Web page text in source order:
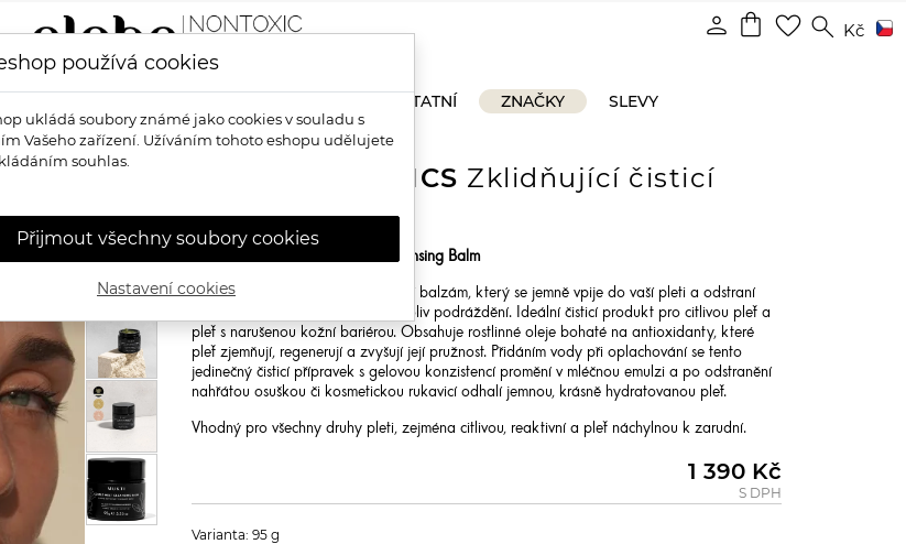
shopping_bag favorite_border search Kč
person
OSTATNÍ ZNAČKY SLEVY
MUKTI ORGANICS Zklidňující čisticí
balzám
Mukti Organics Gentle Melt Cleansing Balm
Často oceňovaný luxusní bio čisticí balzám, který se jemně vpije do vaší pleti a odstraní
make-up a nečistoty bez jakéhokoliv podráždění. Ideální čisticí produkt pro citlivou pleť a
pleť s narušenou kožní bariérou. Obsahuje rostlinné oleje bohaté na antioxidanty, které
pleť zjemňují, regenerují a zvyšují její pružnost. Přidáním vody při oplachování se tento
jedinečný čisticí přípravek s gelovou konzistencí promění v mléčnou emulzi a po odstranění
nahřátou osuškou či kosmetickou rukavicí odhalí jemnou, krásně hydratovanou pleť.
Vhodný pro všechny druhy pleti, zejména citlivou, reaktivní a pleť náchylnou k zarudní.
1 390 Kč
S DPH
Varianta: 95 g
používá cookies
ukládá soubory známé jako cookies v souladu s
Vašeho zařízení. Užíváním tohoto eshopu udělujete
souhlas.
Přijmout všechny soubory cookies
Nastavení cookies